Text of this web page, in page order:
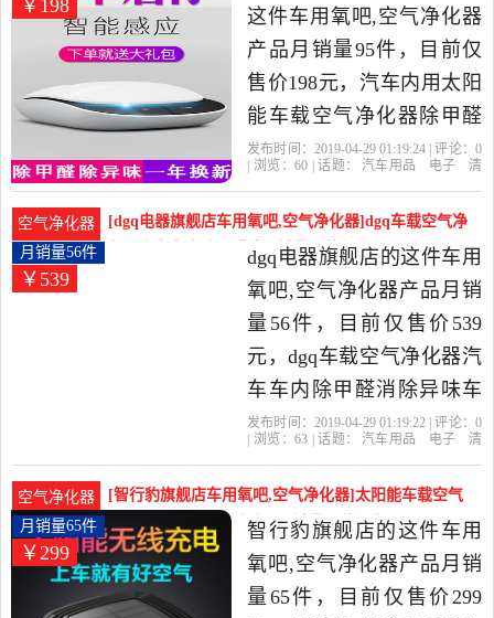
￥198
这件车用氧吧,空气净化器
产品月销量95件，目前仅
售价198元，汽车内用太阳
能车载空气净化器除甲醛
负离子氧吧香薰去异味
博天翔专卖店精选汽车用
品,电子,清洗,改装当中性价
比很高的车用氧吧,空气净
化器，由广东 广州发货。
发布时间：2019-04-29 01:19:24 | 评论： 0
| 浏览：60 | 话题： 汽车用品 电子
清
版
负离子
空气净化器
[dgq电器旗舰店车用氧吧,空气净化器]dgq车载空气净
化器汽车车内除甲醛消月销量56件仅售539元
￥539
月销量56件
dgq电器旗舰店的这件车用
氧吧,空气净化器产品月销
量56件，目前仅售价539
元，dgq车载空气净化器汽
车车内除甲醛消除异味车
用去烟味负离子臭氧是
汽车用品,电子,清洗,改装当
中性价比很高的车用氧吧,
空气净化器，由广东 佛山
发货。
发布时间：2019-04-29 01:19:22 | 评论： 0
| 浏览：63 | 话题： 汽车用品 电子
清
空气净化器
[智行豹旗舰店车用氧吧,空气净化器]太阳能车载空气
净化器消除异味烟味除甲月销量65件仅售299元
￥299
月销量65件
智行豹旗舰店的这件车用
氧吧,空气净化器产品月销
量65件，目前仅售价299